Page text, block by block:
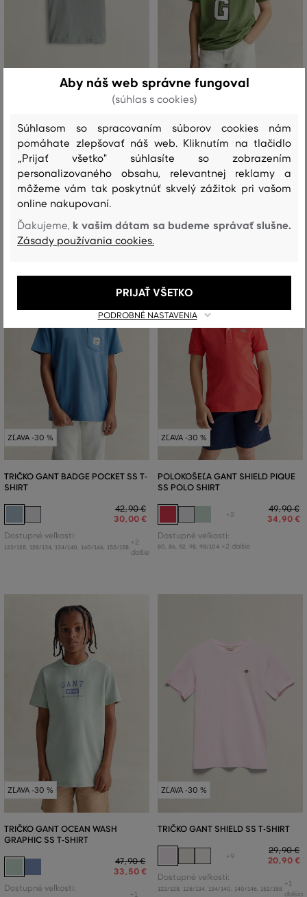
TRIČKO GANT CIRCLE GRAPHIC SS
T-SHIRT
90 €
Dostupné veľkosti:
128/134 134/140 140/146 152/158
+2
ZĽAVA -30 %
TRIČKO GANT LARGE GRAPHIC SS
T-SHIRT
42,90 €
Dostupné veľkosti:
122/128 128/134 134/140 140/146 152/158
+2
ZĽAVA -30 %
TRIČKO GANT BADGE POCKET SS T-
SHIRT
42,90 €
30,00 €
Dostupné veľkosti:
122/128 128/134 134/140 140/146 152/158
+2
ďalšie
ZĽAVA -30 %
POLOKOŠEĽA GANT SHIELD PIQUE
SS POLO SHIRT
+2
49,90 €
34,90 €
Dostupné veľkosti:
80 86 92 98 98/104 +2 ďalšie
ZĽAVA -30 %
TRIČKO GANT OCEAN WASH
GRAPHIC SS T-SHIRT
47,90 €
33,50 €
Dostupné veľkosti:
+1
ZĽAVA -30 %
TRIČKO GANT SHIELD SS T-SHIRT
+9
29,90 €
20,90 €
Dostupné veľkosti:
122/128 128/134 134/140 140/146 152/158
+1
ďalšia
Aby náš web správne fungoval
(súhlas s cookies)
Súhlasom so spracovaním súborov cookies nám
pomáhate zlepšovať náš web. Kliknutím na tlačidlo
„Prijať všetko" súhlasíte so zobrazením
personalizovaného obsahu, relevantnej reklamy a
môžeme vám tak poskytnúť skvelý zážitok pri vašom
online nakupovaní.
Ďakujeme, k vašim dátam sa budeme správať slušne.
Zásady používania cookies.
PODROBNÉ NASTAVENIA
PRIJAŤ VŠETKO